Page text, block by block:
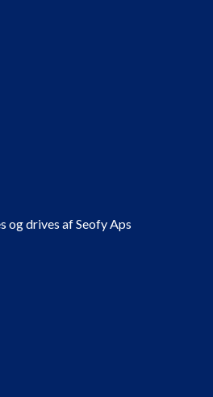
og drives af Seofy Aps